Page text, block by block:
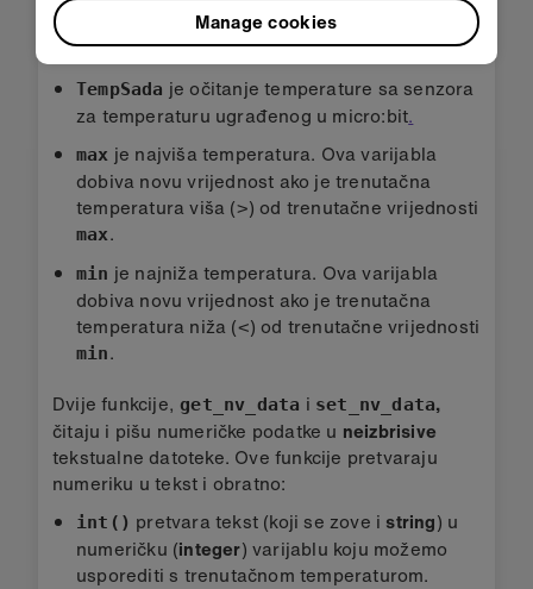
Za praćenje i usporedbu temperatura program
koristi tri varijable:
TempSada je očitanje temperature sa senzora
za temperaturu ugrađenog u micro:bit.
max je najviša temperatura. Ova varijabla
dobiva novu vrijednost ako je trenutačna
temperatura viša (>) od trenutačne vrijednosti
max.
min je najniža temperatura. Ova varijabla
dobiva novu vrijednost ako je trenutačna
temperatura niža (<) od trenutačne vrijednosti
min.
Dvije funkcije,get_nv_data i set_nv_data,
čitaju i pišu numeričke podatke u neizbrisive
tekstualne datoteke. Ove funkcije pretvaraju
numeriku u tekst i obratno:
int() pretvara tekst (koji se zove i string) u
numeričku (integer) varijablu koju možemo
usporediti s trenutačnom temperaturom.
Manage cookies